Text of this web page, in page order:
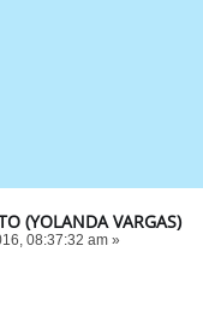
(YOLANDA VARGAS)
08:37:32 am »